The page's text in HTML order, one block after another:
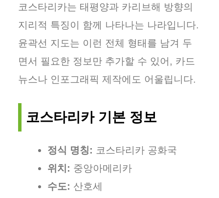
코스타리카는 태평양과 카리브해 방향의
지리적 특징이 함께 나타나는 나라입니다.
윤곽선 지도는 이런 전체 형태를 남겨 두
면서 필요한 정보만 추가할 수 있어, 카드
뉴스나 인포그래픽 제작에도 어울립니다.
코스타리카 기본 정보
정식 명칭: 코스타리카 공화국
위치: 중앙아메리카
수도: 산호세